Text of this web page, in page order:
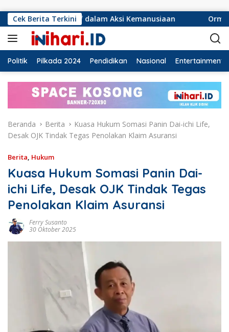
Cek Berita Terkini
dalam Aksi Kemanusiaan Ormas Laskar
Politik Pilkada 2024 Pendidikan Nasional Entertainment
Beranda Berita
Kuasa Hukum Somasi Panin Dai-ichi Life,
Desak OJK Tindak Tegas Penolakan Klaim Asuransi
Berita, Hukum
Kuasa Hukum Somasi Panin Dai-
ichi Life, Desak OJK Tindak Tegas
Penolakan Klaim Asuransi
Ferry Susanto
30 Oktober 2025